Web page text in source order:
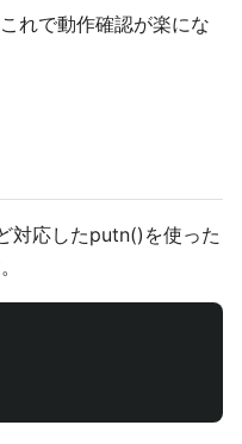
れで動作確認が楽にな
対応したputn()を使った